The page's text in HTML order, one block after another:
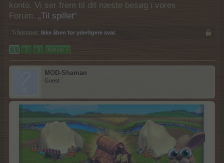
konto. Vi ser frem til dit næste besøg i vores
Forum. „Til spillet“
Trådstatus: Ikke åben for yderligere svar.
1 2 3 Næste >
MOD-Shaman
Guest